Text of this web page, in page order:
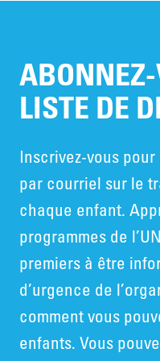
LISTE DE
Inscrivez-vous
par courriel sur le
chaque enfant.
programmes de
premiers à être
d’urgence de
comment vous
enfants. Vous